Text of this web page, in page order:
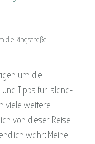
die Ringstraße
um die
Tipps für Island-
viele weitere
von dieser Reise
wahr: Meine